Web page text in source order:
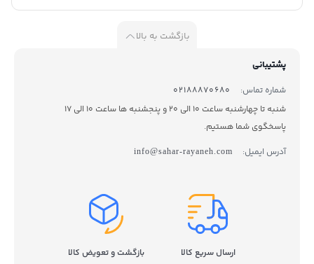
بازگشت به بالا
پشتیبانی
شماره تماس:
02188870680
شنبه تا چهارشنبه ساعت 10 الی 20 و پنجشنبه ها ساعت 10 الی 17
پاسخگوی شما هستیم.
آدرس ایمیل:
info@sahar-rayaneh.com
ارسال سریع کالا بازگشت و تعویض کالا